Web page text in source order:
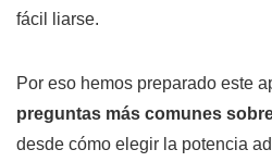
fácil liarse.
Por eso hemos preparado este
preguntas más comunes
desde cómo elegir la potencia